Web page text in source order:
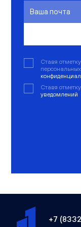
Ставя
Ставя
уведомлений
+7